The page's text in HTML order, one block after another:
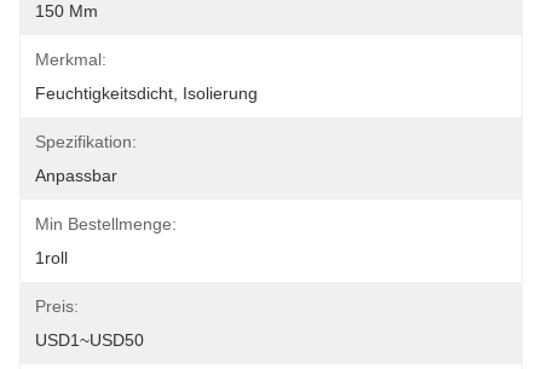
150 Μm
Merkmal:
Feuchtigkeitsdicht, Isolierung
Spezifikation:
Anpassbar
Min Bestellmenge:
1roll
Preis:
USD1~USD50